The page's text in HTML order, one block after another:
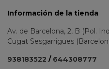
Información de la tienda
Av. de Barcelona, 2, B (Pol.
Cugat Sesgarrigues
938183522 / 644308777